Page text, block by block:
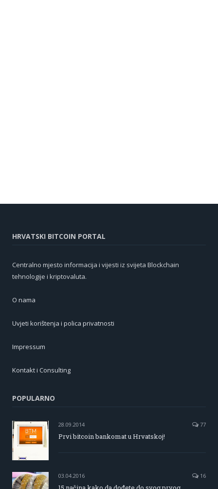
HRVATSKI BITCOIN PORTAL
Centralno mjesto informacija i vijesti iz svijeta Blockchain
tehnologije i kriptovaluta.
O nama
Uvjeti korištenja i polica privatnosti
Impressum
Kontakt i Consulting
POPULARNO
28.09.2014 77
Prvi bitcoin bankomat u Hrvatskoj!
03.04.2016 16